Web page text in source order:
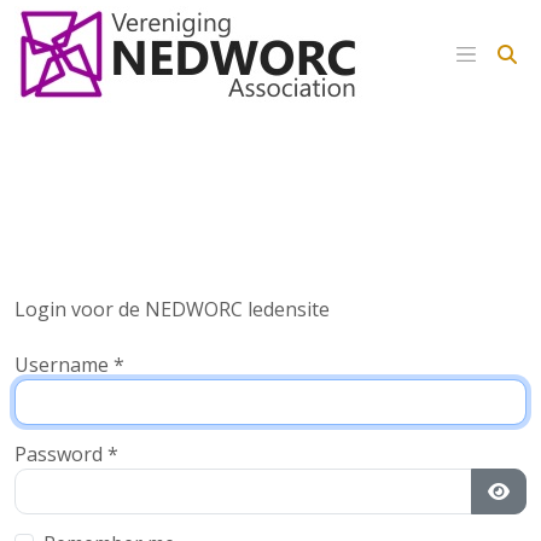
Login voor de NEDWORC ledensite
Username *
Password *